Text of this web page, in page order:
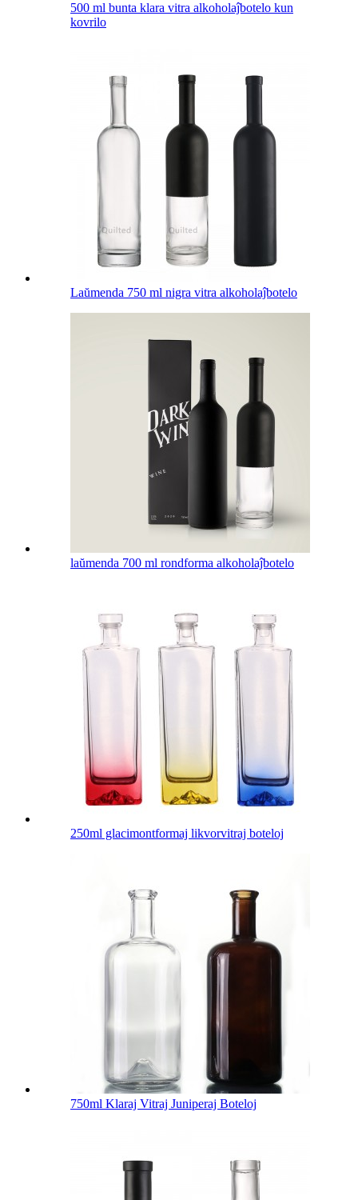
500 ml bunta klara vitra alkoholaĵbotelo kun
kovrilo
Laŭmenda 750 ml nigra vitra alkoholaĵbotelo
laŭmenda 700 ml rondforma alkoholaĵbotelo
250ml glacimontformaj likvorvitraj boteloj
750ml Klaraj Vitraj Juniperaj Boteloj